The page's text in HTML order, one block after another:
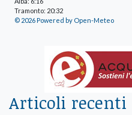
Tramonto: 20:32
© 2026 Powered by Open-Meteo
Articoli recenti